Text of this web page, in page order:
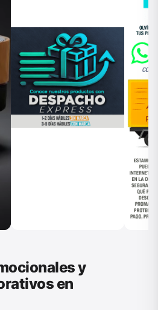
y
en